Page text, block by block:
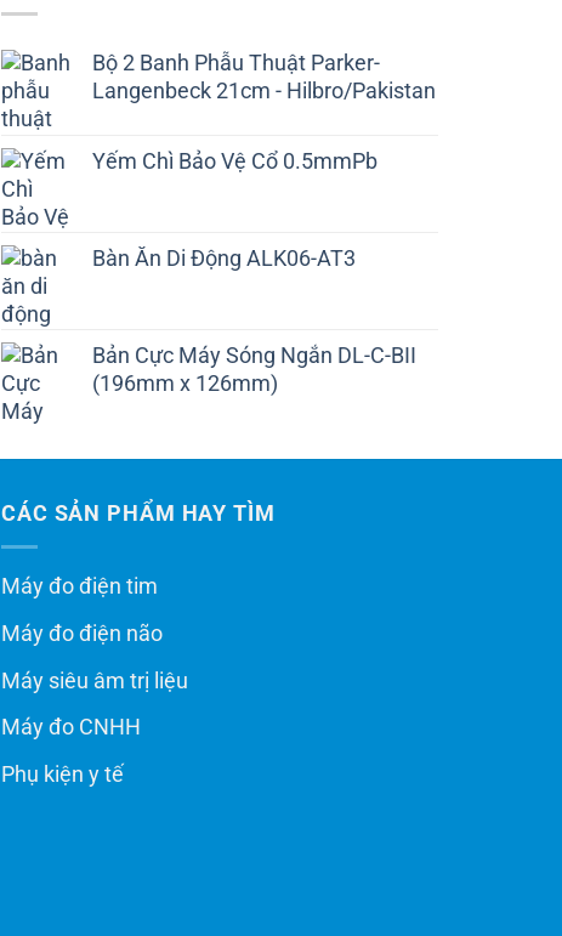
Bộ 2 Banh Phẫu Thuật Parker-
Langenbeck 21cm - Hilbro/Pakistan
Yếm Chì Bảo Vệ Cổ 0.5mmPb
Bàn Ăn Di Động ALK06-AT3
Bản Cực Máy Sóng Ngắn DL-C-BII
(196mm x 126mm)
CÁC SẢN PHẨM HAY TÌM
Máy đo điện tim
Máy đo điện não
Máy siêu âm trị liệu
Máy đo CNHH
Phụ kiện y tế